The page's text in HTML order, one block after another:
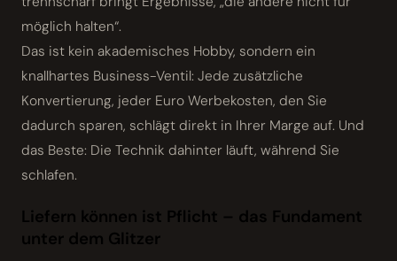
möglich halten“.
Das ist kein akademisches Hobby, sondern ein
knallhartes Business-Ventil: Jede zusätzliche
Konvertierung, jeder Euro Werbekosten, den Sie
dadurch sparen, schlägt direkt in Ihrer Marge auf. Und
das Beste: Die Technik dahinter läuft, während Sie
schlafen.
Liefern können ist Pflicht – das Fundament
unter dem Glitzer